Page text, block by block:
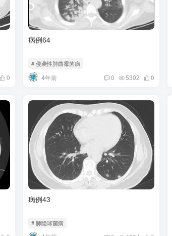
0
病例64
# 侵袭性肺曲霉菌病
4年前 0 5302 0
病例43
# 肺隐球菌病